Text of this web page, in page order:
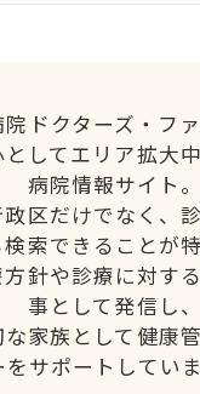
ドクターズ・ファ
してエリア拡大
病院情報サイト。
区だけでなく、
検索できることが特
針や診療に対す
事として発信し、
家族として健康
をサポートしていま